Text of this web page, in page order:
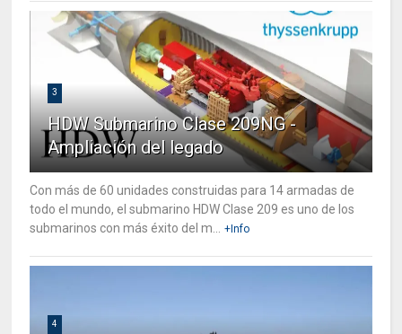
3
HDW Submarino Clase 209NG -
Ampliación del legado
Con más de 60 unidades construidas para 14 armadas de
todo el mundo, el submarino HDW Clase 209 es uno de los
submarinos con más éxito del m...
+Info
4